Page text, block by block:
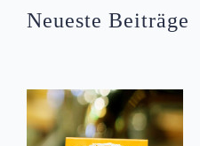
Neueste Beiträge